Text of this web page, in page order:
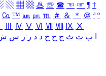
▧ ▦ ▩ ♨ ☏ ☎ ☜ ☞ ¶ †
㏇ ™ ㏂ ㏘ ℡ ＃ ＆ ＊ ＠ ª º
Ⅳ Ⅴ Ⅵ Ⅶ Ⅷ Ⅸ Ⅹ
ب ت ث ج ح خ د ذ ر ز س